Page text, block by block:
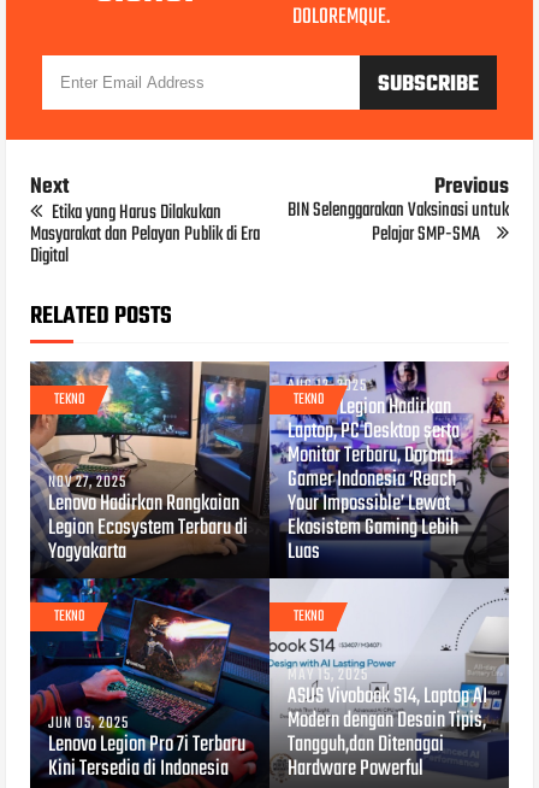
DOLOREMQUE.
Next
Etika yang Harus Dilakukan
Masyarakat dan Pelayan Publik di Era
Digital
Previous
BIN Selenggarakan Vaksinasi untuk
Pelajar SMP-SMA
RELATED POSTS
TEKNO
NOV 27, 2025
Lenovo Hadirkan Rangkaian
Legion Ecosystem Terbaru di
Yogyakarta
TEKNO
AUG 12, 2025
Lenovo Legion Hadirkan
Laptop, PC Desktop serta
Monitor Terbaru, Dorong
Gamer Indonesia ‘Reach
Your Impossible’ Lewat
Ekosistem Gaming Lebih
Luas
TEKNO
JUN 05, 2025
Lenovo Legion Pro 7i Terbaru
Kini Tersedia di Indonesia
TEKNO
MAY 15, 2025
ASUS Vivobook S14, Laptop AI
Modern dengan Desain Tipis,
Tangguh,dan Ditenagai
Hardware Powerful